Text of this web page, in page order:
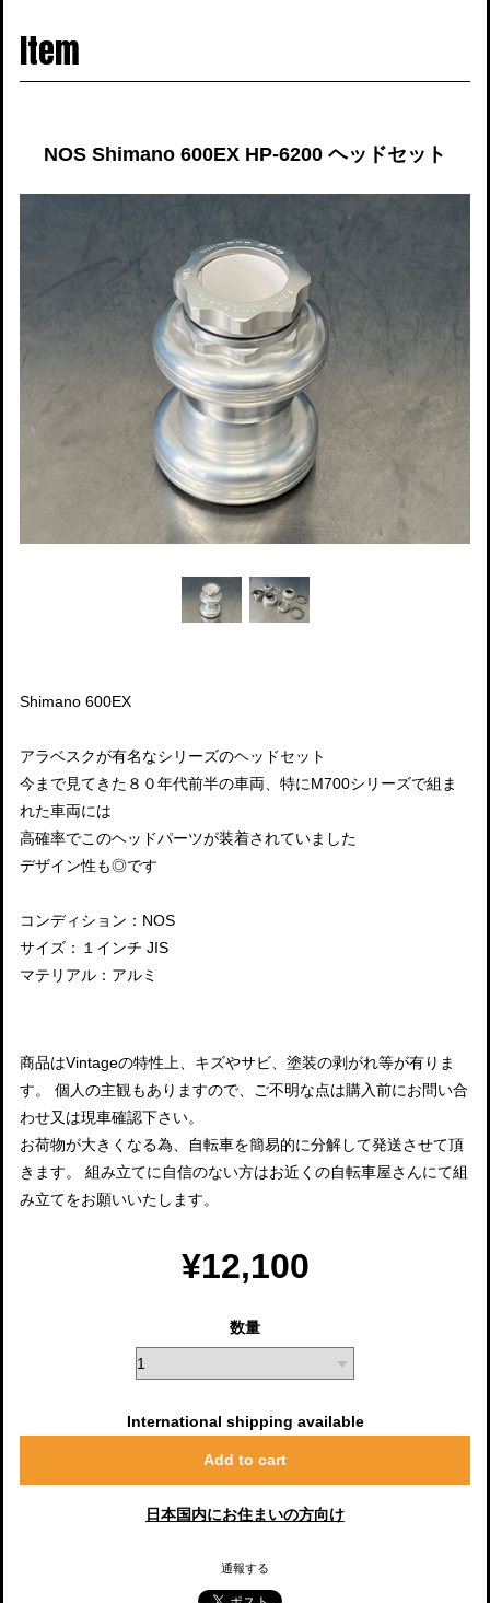
Item
NOS Shimano 600EX HP-6200 ヘッドセット
Shimano 600EX
アラベスクが有名なシリーズのヘッドセット
今まで見てきた８０年代前半の車両、特にM700シリーズで組ま
れた車両には
高確率でこのヘッドパーツが装着されていました
デザイン性も◎です
コンディション：NOS
サイズ：１インチ JIS
マテリアル：アルミ
商品はVintageの特性上、キズやサビ、塗装の剥がれ等が有りま
す。 個人の主観もありますので、ご不明な点は購入前にお問い合
わせ又は現車確認下さい。
お荷物が大きくなる為、自転車を簡易的に分解して発送させて頂
きます。 組み立てに自信のない方はお近くの自転車屋さんにて組
み立てをお願いいたします。
¥12,100
数量
International shipping available
Add to cart
日本国内にお住まいの方向け
通報する